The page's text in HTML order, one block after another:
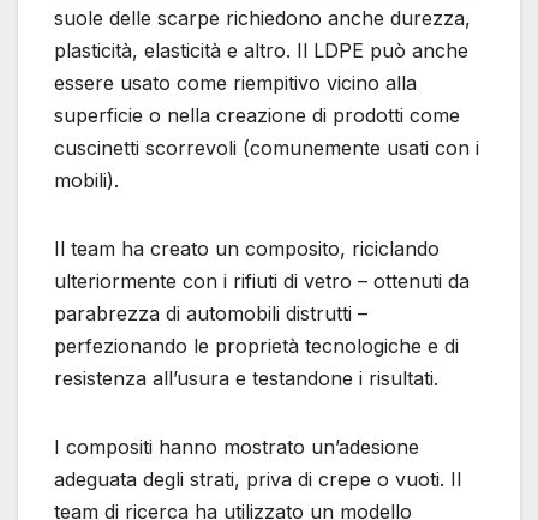
suole delle scarpe richiedono anche durezza,
plasticità, elasticità e altro. Il LDPE può anche
essere usato come riempitivo vicino alla
superficie o nella creazione di prodotti come
cuscinetti scorrevoli (comunemente usati con i
mobili).
Il team ha creato un composito, riciclando
ulteriormente con i rifiuti di vetro – ottenuti da
parabrezza di automobili distrutti –
perfezionando le proprietà tecnologiche e di
resistenza all’usura e testandone i risultati.
I compositi hanno mostrato un’adesione
adeguata degli strati, priva di crepe o vuoti. Il
team di ricerca ha utilizzato un modello